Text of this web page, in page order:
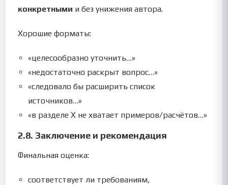
конкретными и без унижения автора.
Хорошие форматы:
«целесообразно уточнить…»
«недостаточно раскрыт вопрос…»
«следовало бы расширить список
источников…»
«в разделе X не хватает примеров/расчётов…»
2.8. Заключение и рекомендация
Финальная оценка:
соответствует ли требованиям,